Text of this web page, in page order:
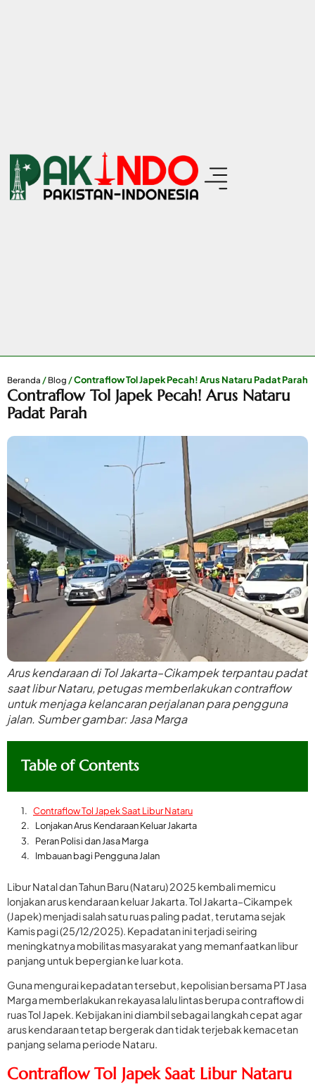
Beranda / Blog /Contraflow Tol Japek Pecah! Arus Nataru Padat Parah
Contraflow Tol Japek Pecah! Arus Nataru
Padat Parah
Arus kendaraan di Tol Jakarta–Cikampek terpantau padat
saat libur Nataru, petugas memberlakukan contraflow
untuk menjaga kelancaran perjalanan para pengguna
jalan. Sumber gambar: Jasa Marga
Table of Contents
Contraflow Tol Japek Saat Libur Nataru
Lonjakan Arus Kendaraan Keluar Jakarta
Peran Polisi dan Jasa Marga
Imbauan bagi Pengguna Jalan
Libur Natal dan Tahun Baru (Nataru) 2025 kembali memicu
lonjakan arus kendaraan keluar Jakarta. Tol Jakarta–Cikampek
(Japek) menjadi salah satu ruas paling padat, terutama sejak
Kamis pagi (25/12/2025). Kepadatan ini terjadi seiring
meningkatnya mobilitas masyarakat yang memanfaatkan libur
panjang untuk bepergian ke luar kota.
Guna mengurai kepadatan tersebut, kepolisian bersama PT Jasa
Marga memberlakukan rekayasa lalu lintas berupa contraflow di
ruas Tol Japek. Kebijakan ini diambil sebagai langkah cepat agar
arus kendaraan tetap bergerak dan tidak terjebak kemacetan
panjang selama periode Nataru.
Contraflow Tol Japek Saat Libur Nataru